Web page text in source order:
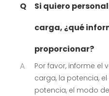
Q
Si quiero
carga, ¿qué
proporcionar?
A
Por favor, informe el
carga, la potencia,
potencia, el modo